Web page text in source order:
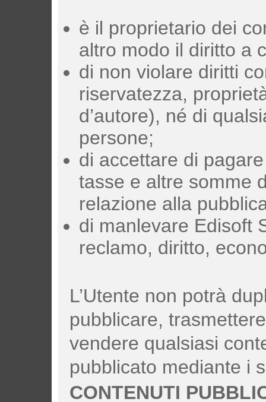
è il proprietario dei
altro modo il diritto a
di non violare diritti
riservatezza,
d’autore), né di
persone;
di accettare di
tasse e altre somme
relazione alla
di manlevare Edisoft
reclamo, diritto,
L’Utente non potrà
pubblicare,
vendere qualsiasi
pubblicato mediante i
CONTENUTI